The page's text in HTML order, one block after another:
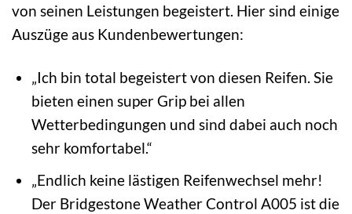
von seinen Leistungen begeistert. Hier sind einige
Auszüge aus Kundenbewertungen:
„Ich bin total begeistert von diesen Reifen. Sie
bieten einen super Grip bei allen
Wetterbedingungen und sind dabei auch noch
sehr komfortabel.“
„Endlich keine lästigen Reifenwechsel mehr!
Der Bridgestone Weather Control A005 ist die